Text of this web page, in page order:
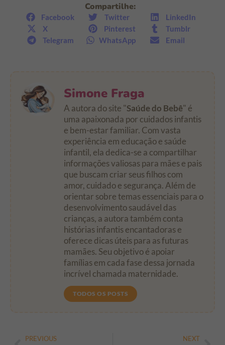
Compartilhe:
Facebook Twitter
LinkedIn
X
Pinterest
Tumblr
Telegram
WhatsApp Email
Simone Fraga
A autora do site "Saúde do Bebê" é
uma apaixonada por cuidados infantis
e bem-estar familiar. Com vasta
experiência em educação e saúde
infantil, ela dedica-se a compartilhar
informações valiosas para mães e pais
que buscam criar seus filhos com
amor, cuidado e segurança. Além de
orientar sobre temas essenciais para o
desenvolvimento saudável das
crianças, a autora também conta
histórias infantis encantadoras e
oferece dicas úteis para as futuras
mamães. Seu objetivo é apoiar
famílias em cada fase dessa jornada
incrível chamada maternidade.
TODOS OS POSTS
PREVIOUS NEXT